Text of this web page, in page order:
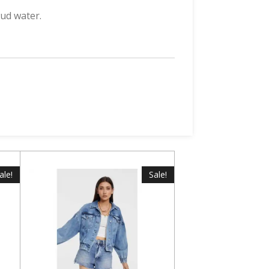
water.
Sale!